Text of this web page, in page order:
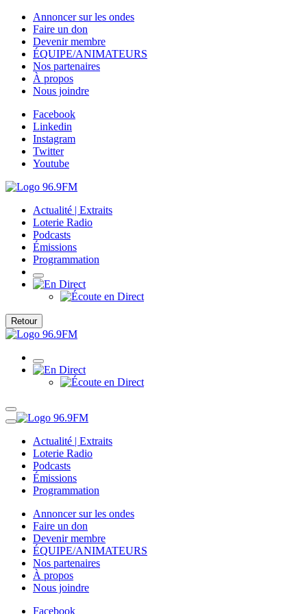
Annoncer sur les ondes
Faire un don
Devenir membre
ÉQUIPE/ANIMATEURS
Nos partenaires
À propos
Nous joindre
Facebook
Linkedin
Instagram
Twitter
Youtube
Actualité | Extraits
Loterie Radio
Podcasts
Émissions
Programmation
Retour
Actualité | Extraits
Loterie Radio
Podcasts
Émissions
Programmation
Annoncer sur les ondes
Faire un don
Devenir membre
ÉQUIPE/ANIMATEURS
Nos partenaires
À propos
Nous joindre
Facebook